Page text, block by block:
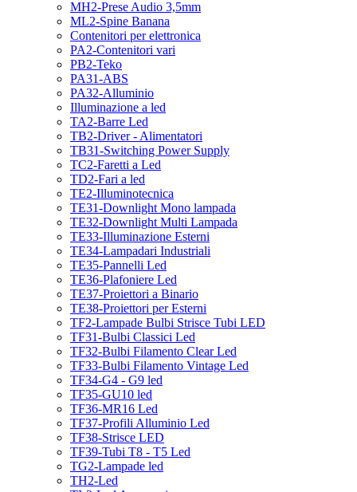
MH2-Prese Audio 3,5mm
ML2-Spine Banana
Contenitori per elettronica
PA2-Contenitori vari
PB2-Teko
PA31-ABS
PA32-Alluminio
Illuminazione a led
TA2-Barre Led
TB2-Driver - Alimentatori
TB31-Switching Power Supply
TC2-Faretti a Led
TD2-Fari a led
TE2-Illuminotecnica
TE31-Downlight Mono lampada
TE32-Downlight Multi Lampada
TE33-Illuminazione Esterni
TE34-Lampadari Industriali
TE35-Pannelli Led
TE36-Plafoniere Led
TE37-Proiettori a Binario
TE38-Proiettori per Esterni
TF2-Lampade Bulbi Strisce Tubi LED
TF31-Bulbi Classici Led
TF32-Bulbi Filamento Clear Led
TF33-Bulbi Filamento Vintage Led
TF34-G4 - G9 led
TF35-GU10 led
TF36-MR16 Led
TF37-Profili Alluminio Led
TF38-Strisce LED
TF39-Tubi T8 - T5 Led
TG2-Lampade led
TH2-Led